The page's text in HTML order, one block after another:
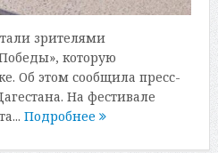
зрителями
которую
Об этом сообщила пресс-
На фестивале
Подробнее